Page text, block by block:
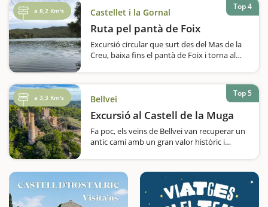
encantador poblet pertanyent a Roda.
Deixem el…
a 8,2 Km's Castellet i la Gornal
Ruta pel pantà de Foix
Excursió circular que surt des del Mas de la
Creu, baixa fins el pantà de Foix i torna al
pujada.Durant tot el recorregut hem de
seguir els pals indicadors…
Top 4
a 3,3 Km's Bellvei
Excursió al Castell de la Muga
Fa poc, els veïns de Bellvei van recuperar un
antic camí amb un gran valor històric i
Muga. Gràcies a aquesta iniciativa, teniu la
possibilitat…
Top 5